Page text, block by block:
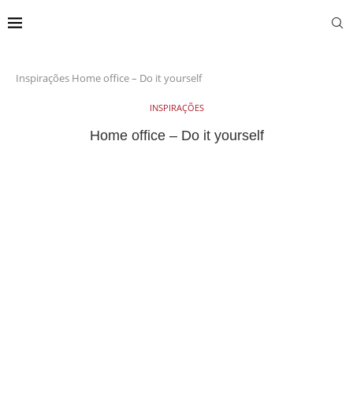
Inspirações Home office – Do it yourself
INSPIRAÇÕES
Home office – Do it yourself